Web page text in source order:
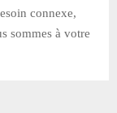
connexe,
sommes à votre